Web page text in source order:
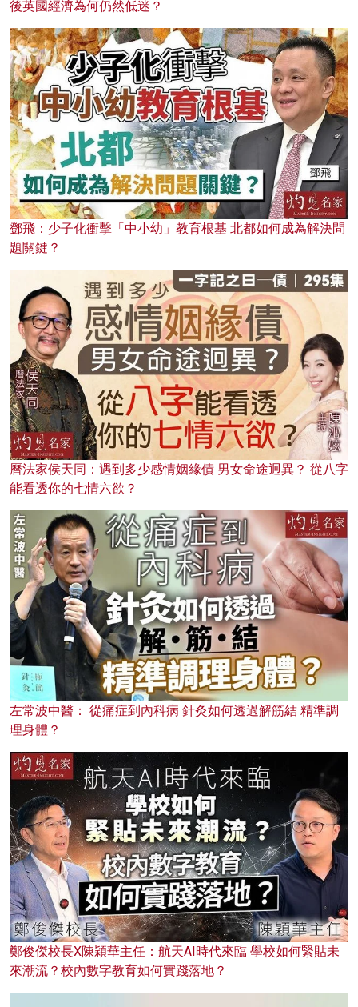
後英國經濟為何仍然低迷？
鄧飛：少子化衝擊「中小幼」教育根基 北都如何成為解決問
題關鍵？
曆法家侯天同：遇到多少感情姻緣債 男女命途迥異？ 從八字
能看透你的七情六欲？
左常波中醫： 從痛症到內科病 針灸如何透過解筋結 精準調
理身體？
鄭俊傑校長X陳穎華主任：航天AI時代來臨 學校如何緊貼未
來潮流？校內數字教育如何實踐落地？